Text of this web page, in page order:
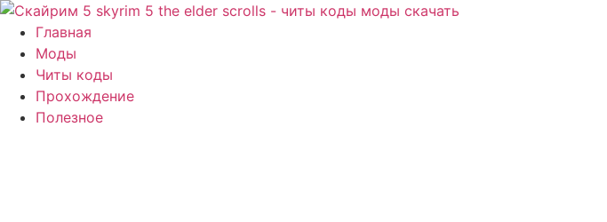
Перейти
содержимому
Главная
Моды
Читы коды
Прохождение
Полезное